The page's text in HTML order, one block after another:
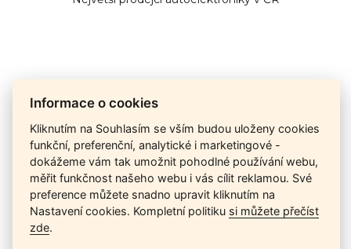
Cena na dotaz
Ceny závisí na množství kusů skladem, dostupnosti náhrad,
výkonnosti a atypičnosti daného modelu. Pokusíme se
nabídnoutaktuálněnejlepší cenu, a Vy si vyberete, co je pro
Vás nejvýhodnější.
Informace o cookies
Kliknutím na Souhlasím se vším budou uloženy cookies
funkční, preferenční, analytické i marketingové -
dokážeme vám tak umožnit pohodlné používání webu,
měřit funkčnost našeho webu i vás cílit reklamou. Své
preference můžete snadno upravit kliknutím na
Nastavení cookies. Kompletní politiku si můžete přečíst
zde.